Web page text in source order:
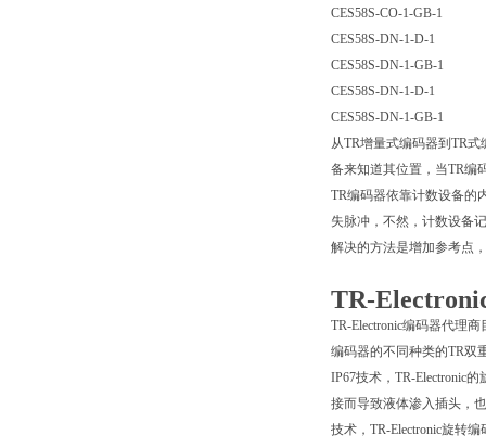
CES58S-CO-1-GB-1
CES58S-DN-1-D-1
CES58S-DN-1-GB-1
CES58S-DN-1-D-1
CES58S-DN-1-GB-1
从TR增量式编码器到TR
备来知道其位置，当TR编
TR编码器依靠计数设备的
失脉冲，不然，计数设备
解决的方法是增加参考点
TR-
TR-Electronic编码器代理
编码器的不同种类的TR双
IP67技术，TR-Electronic
接而导致液体渗入插头，
技术，TR-Electronic旋转